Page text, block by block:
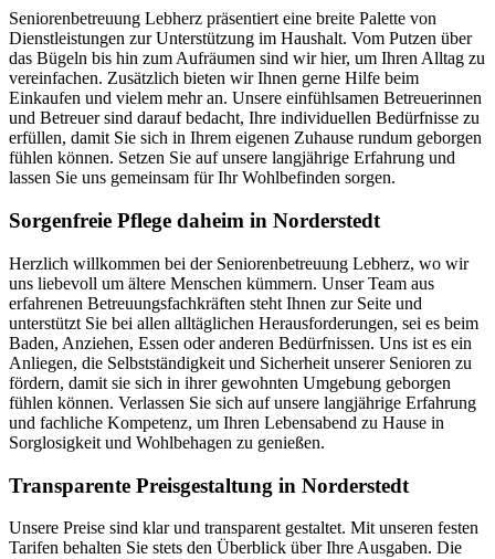
Seniorenbetreuung Lebherz präsentiert eine breite Palette von
Dienstleistungen zur Unterstützung im Haushalt. Vom Putzen über
das Bügeln bis hin zum Aufräumen sind wir hier, um Ihren Alltag zu
vereinfachen. Zusätzlich bieten wir Ihnen gerne Hilfe beim
Einkaufen und vielem mehr an. Unsere einfühlsamen Betreuerinnen
und Betreuer sind darauf bedacht, Ihre individuellen Bedürfnisse zu
erfüllen, damit Sie sich in Ihrem eigenen Zuhause rundum geborgen
fühlen können. Setzen Sie auf unsere langjährige Erfahrung und
lassen Sie uns gemeinsam für Ihr Wohlbefinden sorgen.
Sorgenfreie Pflege daheim in Norderstedt
Herzlich willkommen bei der Seniorenbetreuung Lebherz, wo wir
uns liebevoll um ältere Menschen kümmern. Unser Team aus
erfahrenen Betreuungsfachkräften steht Ihnen zur Seite und
unterstützt Sie bei allen alltäglichen Herausforderungen, sei es beim
Baden, Anziehen, Essen oder anderen Bedürfnissen. Uns ist es ein
Anliegen, die Selbstständigkeit und Sicherheit unserer Senioren zu
fördern, damit sie sich in ihrer gewohnten Umgebung geborgen
fühlen können. Verlassen Sie sich auf unsere langjährige Erfahrung
und fachliche Kompetenz, um Ihren Lebensabend zu Hause in
Sorglosigkeit und Wohlbehagen zu genießen.
Transparente Preisgestaltung in Norderstedt
Unsere Preise sind klar und transparent gestaltet. Mit unseren festen
Tarifen behalten Sie stets den Überblick über Ihre Ausgaben. Die